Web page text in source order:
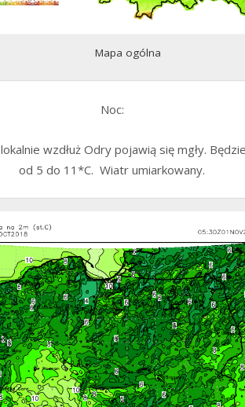
Mapa ogólna
Noc:
wzdłuż Odry pojawią się mgły.
od 5 do 11*C. Wiatr umiarkowany.